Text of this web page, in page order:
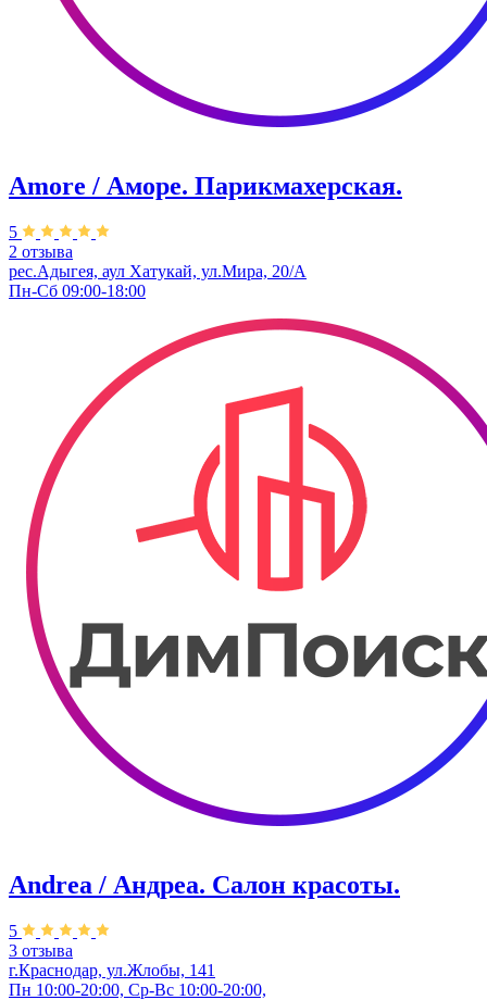
Amore / Аморе. Парикмахерская.
5
2 отзыва
рес.Адыгея, аул Хатукай, ул.Мира, 20/А
Пн-Сб 09:00-18:00
Andrea / Андреа. Салон красоты.
5
3 отзыва
г.Краснодар, ул.Жлобы, 141
Пн 10:00-20:00, Ср-Вс 10:00-20:00,